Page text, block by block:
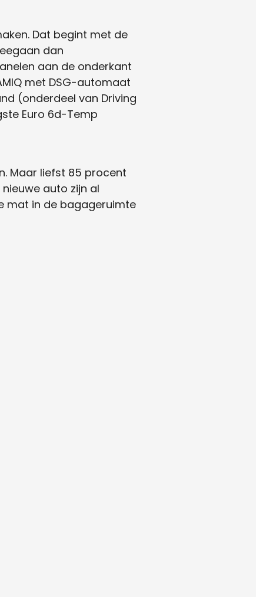
Dat begint met de
dan
aan de onderkant
met DSG-automaat
(onderdeel van Driving
Euro 6d-Temp
Maar liefst 85 procent
auto zijn al
mat in de bagageruimte